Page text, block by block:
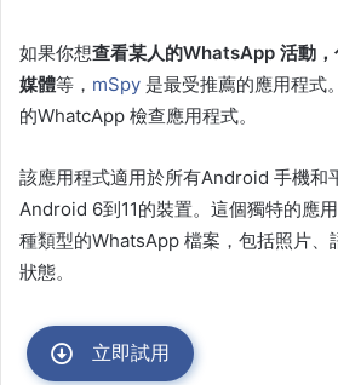
如果你想查看某人的WhatsApp 活動
媒體等， mSpy 是最受推薦的應用程式
的WhatcApp 檢查應用程式。
該應用程式適用於所有Android 手機和
Android 6到11的裝置。這個獨特的應
種類型的WhatsApp 檔案，包括照片、
狀態。
立即試用